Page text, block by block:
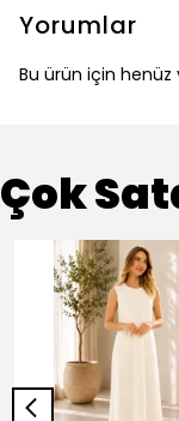
Yorumlar
Bu ürün için henüz
Çok